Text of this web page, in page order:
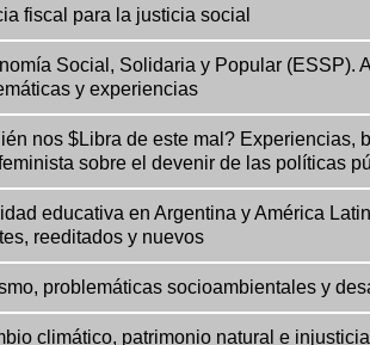
fiscal para la justicia social
Social, Solidaria y Popular (ESSP).
y experiencias
nos $Libra de este mal? Experiencias,
sobre el devenir de las políticas
educativa en Argentina y América
reeditados y nuevos
problemáticas socioambientales y
climático, patrimonio natural e